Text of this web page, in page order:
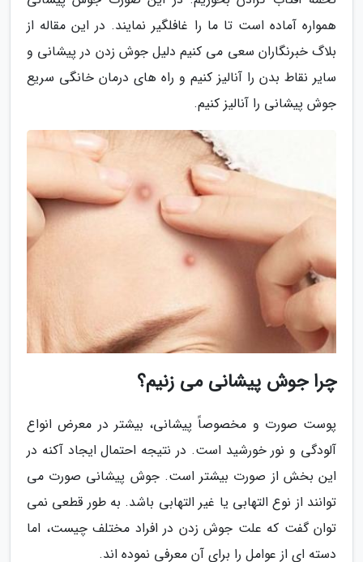
همواره آماده است تا ما را غافلگیر نمایند. در این مقاله از
بلاگ خبرنگاران سعی می کنیم دلیل جوش زدن در پیشانی و
سایر نقاط بدن را آنالیز کنیم و راه های درمان خانگی سریع
جوش پیشانی را آنالیز کنیم.
چرا جوش پیشانی می زنیم؟
پوست صورت و مخصوصاً پیشانی، بیشتر در معرض انواع
آلودگی و نور خورشید است. در نتیجه احتمال ایجاد آکنه در
این بخش از صورت بیشتر است. جوش پیشانی صورت می
توانند از نوع التهابی یا غیر التهابی باشد. به طور قطعی نمی
توان گفت که علت جوش زدن در افراد مختلف چیست، اما
دسته ای از عوامل را برای آن معرفی نموده اند.